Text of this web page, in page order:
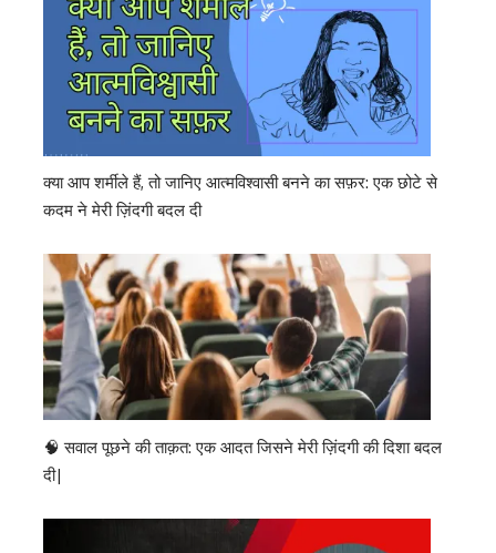
क्या आप शर्मीले हैं, तो जानिए आत्मविश्वासी बनने का सफ़र: एक छोटे से
कदम ने मेरी ज़िंदगी बदल दी
🧠 सवाल पूछने की ताक़त: एक आदत जिसने मेरी ज़िंदगी की दिशा बदल
दी|